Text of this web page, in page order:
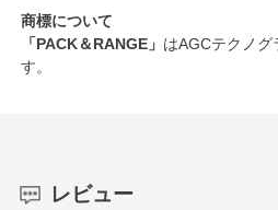
商標について
「PACK＆RANGE」 はAGCテクノ
す。
レビュー